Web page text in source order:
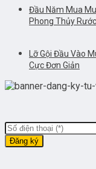
Đầu Năm Mua
Phong Thủy
Lỡ Gội Đầu Vào
Cực Đơn Giản